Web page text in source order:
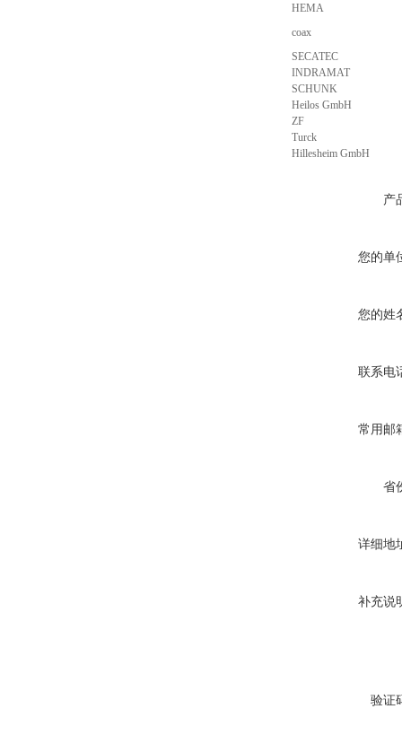
HEMA
coax
SECATEC
INDRAMAT
SCHUNK
Heilos GmbH
ZF
Turck
Hillesheim GmbH
产
您的单
您的姓
联系电
常用邮
省
详细地
补充说
验证